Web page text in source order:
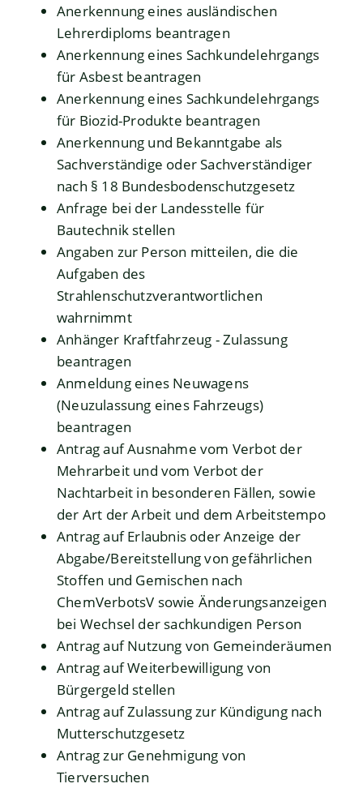
Anerkennung eines ausländischen
Lehrerdiploms beantragen
Anerkennung eines Sachkundelehrgangs
für Asbest beantragen
Anerkennung eines Sachkundelehrgangs
für Biozid-Produkte beantragen
Anerkennung und Bekanntgabe als
Sachverständige oder Sachverständiger
nach § 18 Bundesbodenschutzgesetz
Anfrage bei der Landesstelle für
Bautechnik stellen
Angaben zur Person mitteilen, die die
Aufgaben des
Strahlenschutzverantwortlichen
wahrnimmt
Anhänger Kraftfahrzeug - Zulassung
beantragen
Anmeldung eines Neuwagens
(Neuzulassung eines Fahrzeugs)
beantragen
Antrag auf Ausnahme vom Verbot der
Mehrarbeit und vom Verbot der
Nachtarbeit in besonderen Fällen, sowie
der Art der Arbeit und dem Arbeitstempo
Antrag auf Erlaubnis oder Anzeige der
Abgabe/Bereitstellung von gefährlichen
Stoffen und Gemischen nach
ChemVerbotsV sowie Änderungsanzeigen
bei Wechsel der sachkundigen Person
Antrag auf Nutzung von Gemeinderäumen
Antrag auf Weiterbewilligung von
Bürgergeld stellen
Antrag auf Zulassung zur Kündigung nach
Mutterschutzgesetz
Antrag zur Genehmigung von
Tierversuchen